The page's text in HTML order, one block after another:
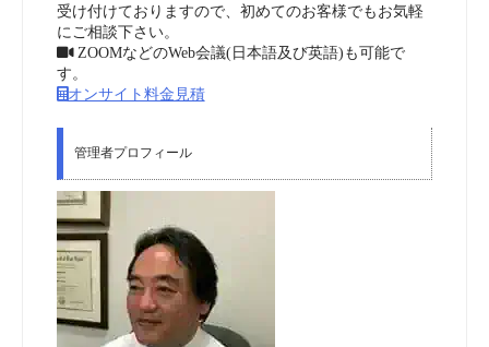
受け付けておりますので、初めてのお客様でもお気軽
にご相談下さい。
ZOOMなどのWeb会議(日本語及び英語)も可能で
す。
オンサイト料金見積
管理者プロフィール